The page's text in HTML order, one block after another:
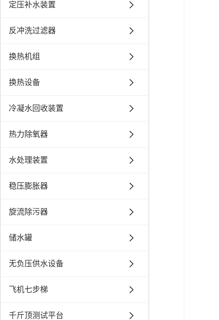
定压补水装置
反冲洗过滤器
换热机组
换热设备
冷凝水回收装置
热力除氧器
水处理装置
稳压膨胀器
旋流除污器
储水罐
无负压供水设备
飞机七步梯
千斤顶测试平台